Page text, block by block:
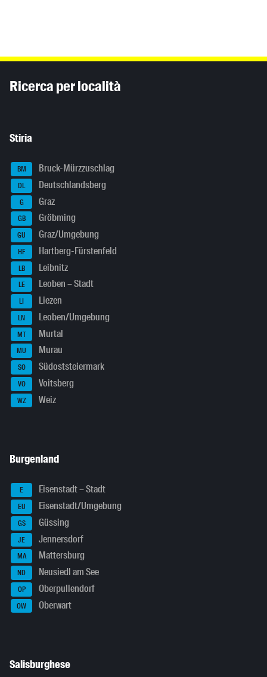
Ricerca per località
Stiria
BM Bruck-Mürzzuschlag
DL Deutschlandsberg
G Graz
GB Gröbming
GU Graz/Umgebung
HF Hartberg-Fürstenfeld
LB Leibnitz
LE Leoben – Stadt
LI Liezen
LN Leoben/Umgebung
MT Murtal
MU Murau
SO Südoststeiermark
VO Voitsberg
WZ Weiz
Burgenland
E Eisenstadt – Stadt
EU Eisenstadt/Umgebung
GS Güssing
JE Jennersdorf
MA Mattersburg
ND Neusiedl am See
OP Oberpullendorf
OW Oberwart
Salisburghese